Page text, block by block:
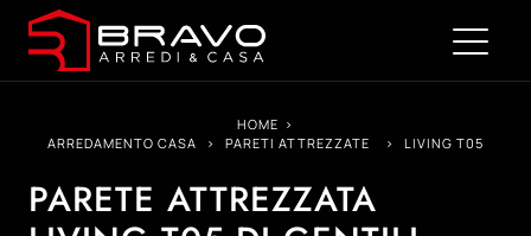
HOME >
ARREDAMENTO CASA
> PARETI ATTREZZATE > LIVING T05
PARETE ATTREZZATA